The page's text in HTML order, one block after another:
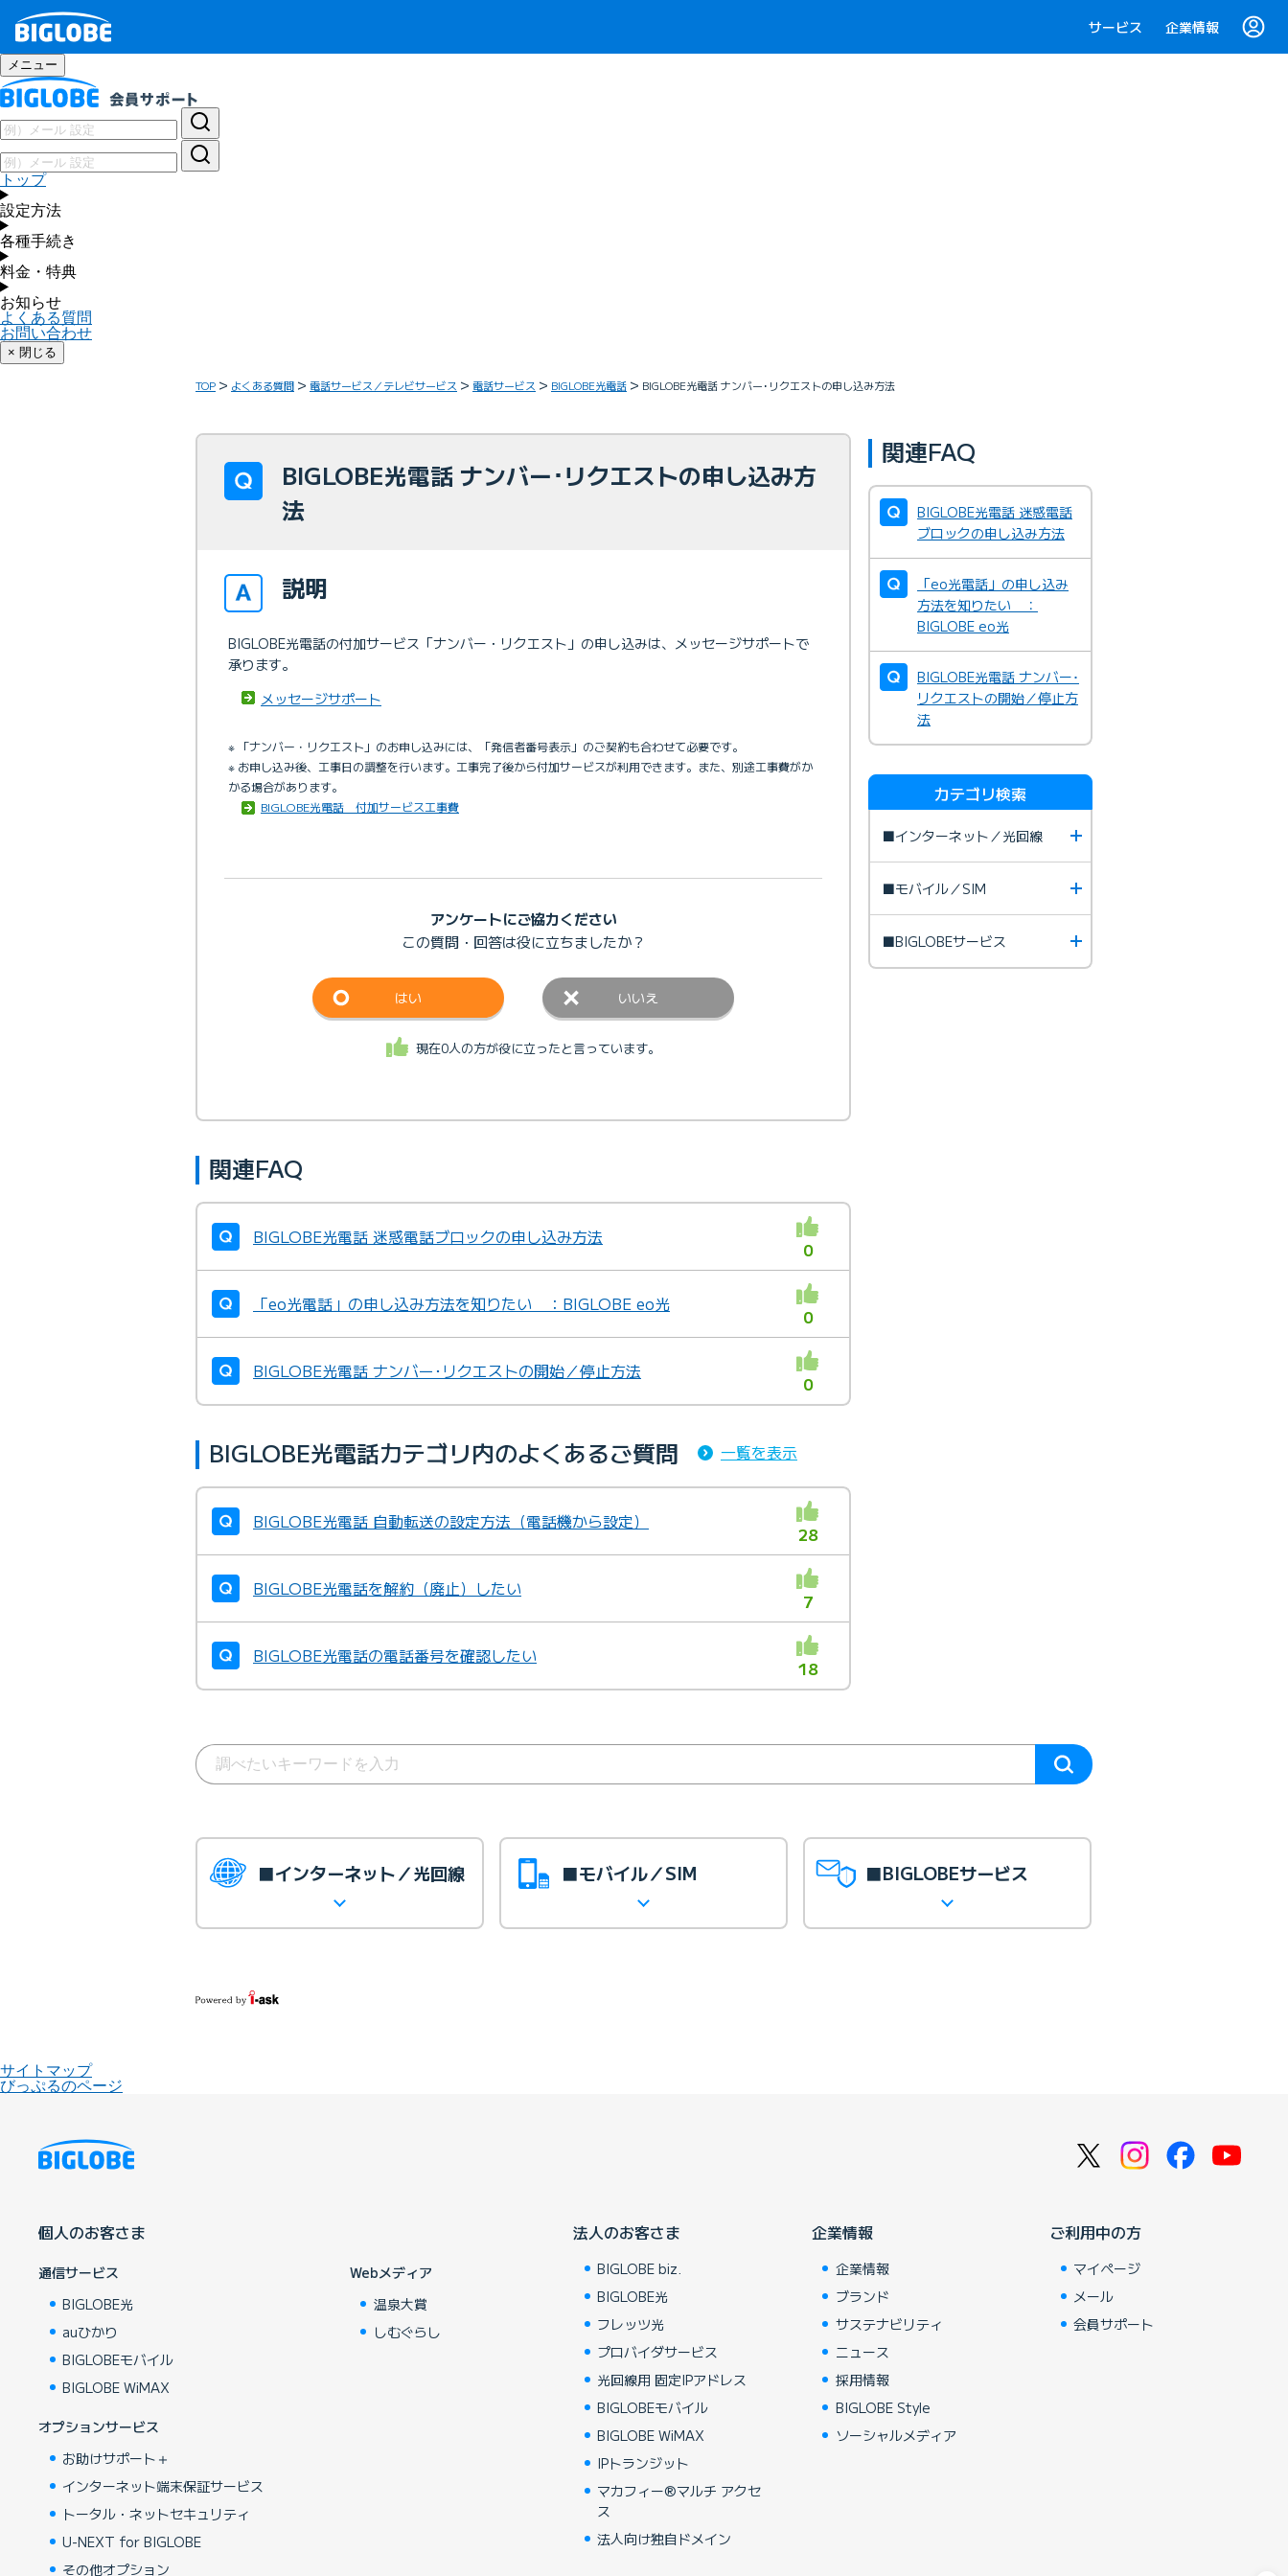
サービス 企業情報
メニュー
トップ
設定方法
各種手続き
料金・特典
お知らせ
よくある質問
お問い合わせ
× 閉じる
TOP よくある質問 電話サービス／テレビサービス 電話サービス BIGLOBE光電話 BIGLOBE光電話 ナンバー･リクエストの申し込み方法
BIGLOBE光電話 ナンバー･リクエストの申し込み方
法
説明
BIGLOBE光電話の付加サービス「ナンバー・リクエスト」の申し込みは、メッセージサポートで
承ります。
メッセージサポート
※ 「ナンバー・リクエスト」のお申し込みには、「発信者番号表示」のご契約も合わせて必要です。
※ お申し込み後、工事日の調整を行います。工事完了後から付加サービスが利用できます。また、別途工事費がか
かる場合があります。
BIGLOBE光電話 付加サービス工事費
アンケートにご協力ください
この質問・回答は役に立ちましたか？
はい いいえ
現在0人の方が役に立ったと言っています。
関連FAQ
BIGLOBE光電話 迷惑電話ブロックの申し込み方法
0
「eo光電話」の申し込み方法を知りたい ：BIGLOBE eo光
0
BIGLOBE光電話 ナンバー･リクエストの開始／停止方法
0
BIGLOBE光電話カテゴリ内のよくあるご質問 一覧を表示
BIGLOBE光電話 自動転送の設定方法（電話機から設定）
28
BIGLOBE光電話を解約（廃止）したい
7
BIGLOBE光電話の電話番号を確認したい
18
関連FAQ
BIGLOBE光電話 迷惑電話
ブロックの申し込み方法
「eo光電話」の申し込み
方法を知りたい ：
BIGLOBE eo光
BIGLOBE光電話 ナンバー･
リクエストの開始／停止方
法
カテゴリ検索
■インターネット／光回線
■モバイル／SIM
■BIGLOBEサービス
■インターネット／光回線 ■モバイル／SIM ■BIGLOBEサービス
サイトマップ
びっぷるのページ
個人のお客さま
通信サービス
BIGLOBE光
auひかり
BIGLOBEモバイル
BIGLOBE WiMAX
オプションサービス
お助けサポート＋
インターネット端末保証サービス
トータル・ネットセキュリティ
U-NEXT for BIGLOBE
その他オプション
Webメディア
温泉大賞
しむぐらし
法人のお客さま
BIGLOBE biz.
BIGLOBE光
フレッツ光
プロバイダサービス
光回線用 固定IPアドレス
BIGLOBEモバイル
BIGLOBE WiMAX
IPトランジット
マカフィー®マルチ アクセ
ス
法人向け独自ドメイン
企業情報
企業情報
ブランド
サステナビリティ
ニュース
採用情報
BIGLOBE Style
ソーシャルメディア
ご利用中の方
マイページ
メール
会員サポート